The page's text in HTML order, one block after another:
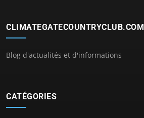
CLIMATEGATECOUNTRYCLUB.COM
Blog d'actualités et d'informations
CATÉGORIES